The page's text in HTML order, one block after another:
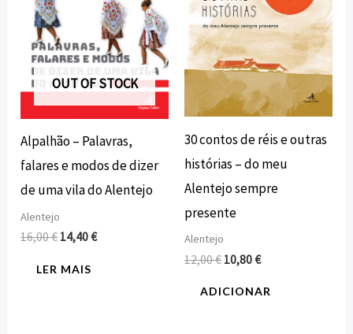
OUT OF STOCK
Alpalhão – Palavras,
falares e modos de dizer
de uma vila do Alentejo
Alentejo
16,00€ 14,40€
LER MAIS
30 contos de réis e outras
histórias – do meu
Alentejo sempre
presente
Alentejo
12,00€ 10,80€
ADICIONAR